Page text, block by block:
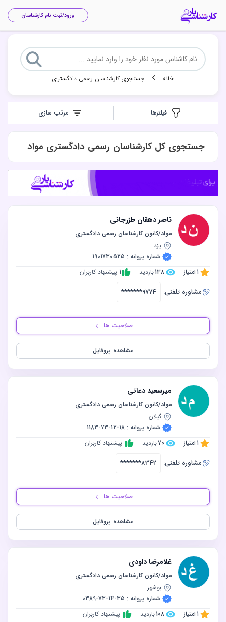
ورود/ثبت نام کارشناسان
خانه جستجوی کارشناسان رسمی دادگستری
‌ جستجوی کل کارشناسان رسمی دادگستری مواد
ناصر دهقان طزرجانی
مواد/کانون کارشناسان رسمی دادگستری
یزد
شماره پروانه : 1901730525
1 امتیاز 138بازدید 1 پیشنهاد کاربران
مشاوره‌ تلفنی: *******9774
صلاحیت ها
مشاهده پروفایل
میرسعید دعائی
مواد/کانون کارشناسان رسمی دادگستری
گیلان
شماره پروانه : 18-12-73-1183
1 امتیاز 70بازدید پیشنهاد کاربران
مشاوره‌ تلفنی: *******8342
صلاحیت ها
مشاهده پروفایل
غلامرضا داودی
مواد/کانون کارشناسان رسمی دادگستری
بوشهر
شماره پروانه : 35-14-73-0389
1 امتیاز 108بازدید پیشنهاد کاربران
فیلتر‌ها ‌مرتب سازی